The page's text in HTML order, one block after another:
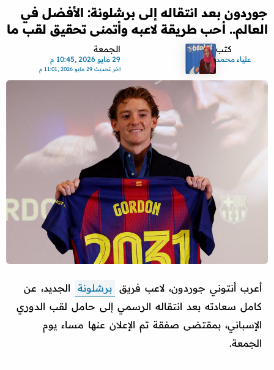
جوردون بعد انتقاله إلى برشلونة: الأفضل في
العالم.. أحب طريقة لاعبه وأتمنى تحقيق لقب ما
كتب
علياء محمد
الجمعة
29 مايو 2026 ,10:45 م
اخر تحديث29 مايو 2026 ,11:01 م
أعرب أنتوني جوردون، لاعب فريق برشلونة
الجديد، عن
كامل سعادته بعد انتقاله الرسمي إلى حامل لقب الدوري
الإسباني، بمقتضى صفقة تم الإعلان عنها مساء يوم
الجمعة.